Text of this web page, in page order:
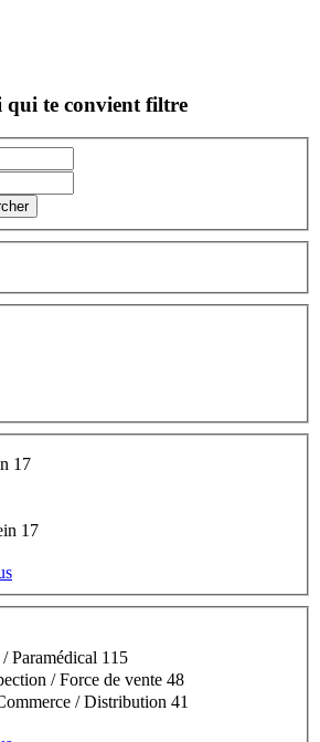
te convient filtre
17
17
Paramédical 115
/ Force de vente 48
/ Distribution 41